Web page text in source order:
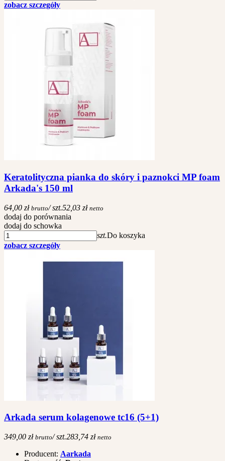
zobacz szczegóły
Keratolityczna pianka do skóry i paznokci MP foam
Arkada's 150 ml
64,00 zł brutto/ szt.52,03 zł netto
dodaj do porównania
dodaj do schowka
szt.Do koszyka
zobacz szczegóły
Arkada serum kolagenowe tc16 (5+1)
349,00 zł brutto/ szt.283,74 zł netto
Producent: Aarkada